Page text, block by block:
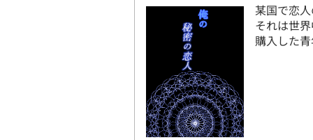
某国で恋
それは世
購入した